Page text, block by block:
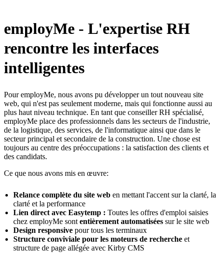
employMe - L'expertise RH
rencontre les interfaces
intelligentes
Pour employMe, nous avons pu développer un tout nouveau site
web, qui n'est pas seulement moderne, mais qui fonctionne aussi au
plus haut niveau technique. En tant que conseiller RH spécialisé,
employMe place des professionnels dans les secteurs de l'industrie,
de la logistique, des services, de l'informatique ainsi que dans le
secteur principal et secondaire de la construction. Une chose est
toujours au centre des préoccupations : la satisfaction des clients et
des candidats.
Ce que nous avons mis en œuvre:
Relance complète du site web en mettant l'accent sur la clarté, la
clarté et la performance
Lien direct avec Easytemp : Toutes les offres d'emploi saisies
chez employMe sont entièrement automatisées sur le site web
Design responsive pour tous les terminaux
Structure conviviale pour les moteurs de recherche et
structure de page allégée avec Kirby CMS